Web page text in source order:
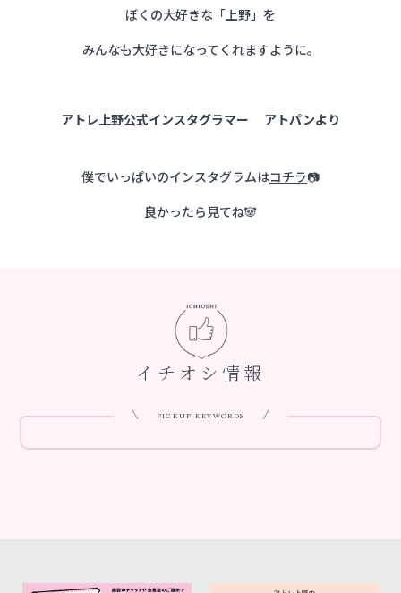
ぼくの大好きな「上野」を
みんなも大好きになってくれますように。
アトレ上野公式インスタグラマー アトパンより
僕でいっぱいのインスタグラムはコチラ📷
良かったら見てね🐼
イチオシ情報
PICKUP KEYWORDS